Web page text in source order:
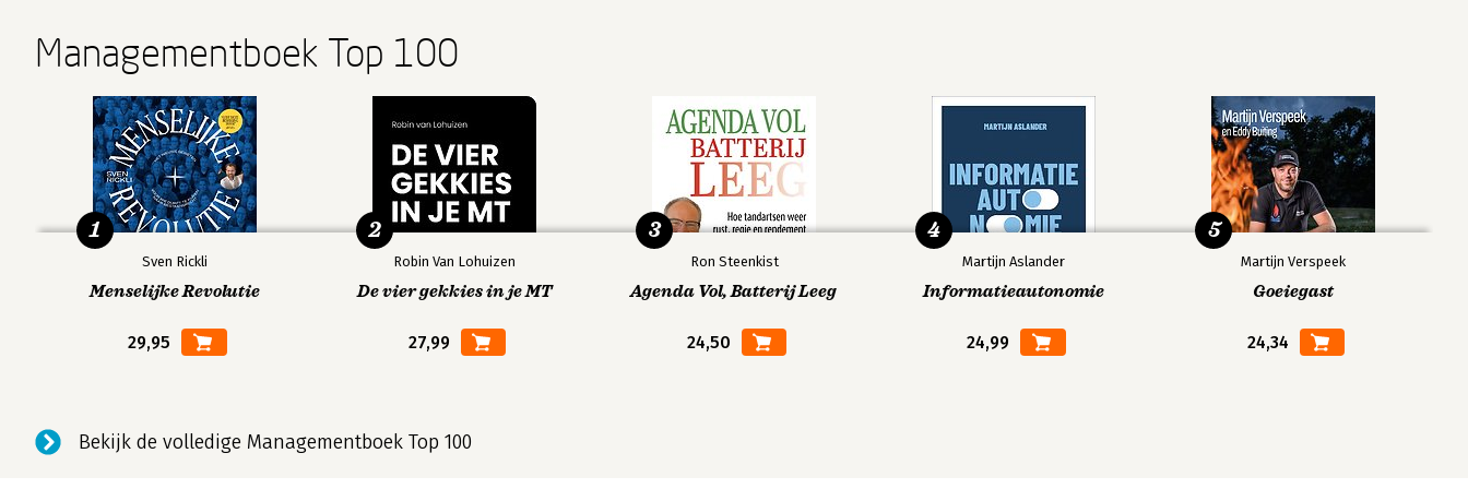
Managementboek Top 100
Sven Rickli
Menselijke Revolutie
29,95
1
Robin Van Lohuizen
De vier gekkies in je MT
27,99
2
Ron Steenkist
Agenda Vol, Batterij Leeg
24,50
3
Martijn Aslander
Informatieautonomie
24,99
4
Martijn Verspeek
Goeiegast
24,34
5
Bekijk de volledige Managementboek Top 100